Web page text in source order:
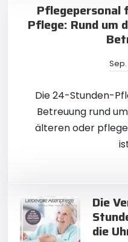
Pflegepersonal
Pflege: Rund um
Die 24-Stunden-
Betreuung rund
älteren oder
Die
die